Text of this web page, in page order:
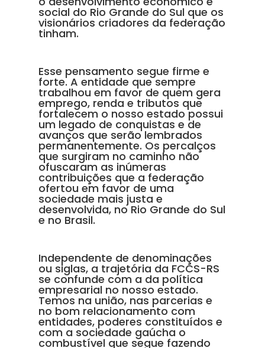
social do Rio Grande do Sul que os
visionários criadores da federação
tinham.
Esse pensamento segue firme e
forte. A entidade que sempre
trabalhou em favor de quem gera
emprego, renda e tributos que
fortalecem o nosso estado possui
um legado de conquistas e de
avanços que serão lembrados
permanentemente. Os percalços
que surgiram no caminho não
ofuscaram as inúmeras
contribuições que a federação
ofertou em favor de uma
sociedade mais justa e
desenvolvida, no Rio Grande do Sul
e no Brasil.
Independente de denominações
ou siglas, a trajetória da FCCS-RS
se confunde com a da política
empresarial no nosso estado.
Temos na união, nas parcerias e
no bom relacionamento com
entidades, poderes constituídos e
com a sociedade gaúcha o
combustível que segue fazendo